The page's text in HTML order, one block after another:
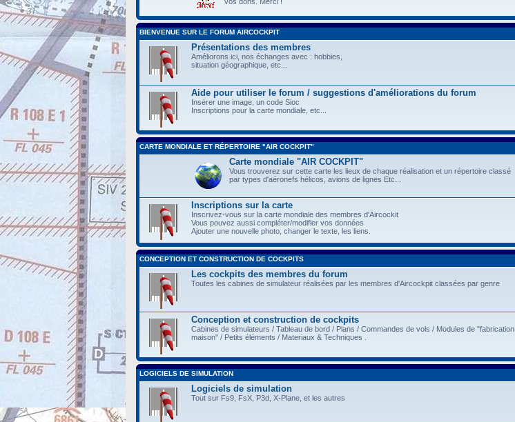
BIENVENUE SUR LE FORUM AIRCOCKPIT
Présentations des membres
Améliorons ici, nos échanges avec : hobbies,
situation géographique, etc...
Aide pour utiliser le forum / suggestions d'améliorations du forum
Insérer une image, un code Sioc
Inscriptions pour la carte mondiale, etc...
CARTE MONDIALE ET RÉPERTOIRE "AIR COCKPIT"
Carte mondiale "AIR COCKPIT"
Vous trouverez sur cette carte les lieux de chaque réalisation et un répertoire classé
par types d'aéronefs hélicos, avions de lignes Etc...
Inscriptions sur la carte
Inscrivez-vous sur la carte mondiale des membres d'Aircockit
Vous pouvez aussi compléter/modifier vos données
Ajouter une nouvelle photo, changer le texte, les liens.
CONCEPTION ET CONSTRUCTION DE COCKPITS
Les cockpits des membres du forum
Toutes les cabines de simulateur réalisées par les membres d'Aircockpit classées par genre
Conception et construction de cockpits
Cabines de simulateurs / Tableau de bord / Plans / Commandes de vols / Modules de "fabrication
maison" / Petits éléments / Materiaux & Techniques .
LOGICIELS DE SIMULATION
Logiciels de simulation
Tout sur Fs9, FsX, P3d, X-Plane, et les autres